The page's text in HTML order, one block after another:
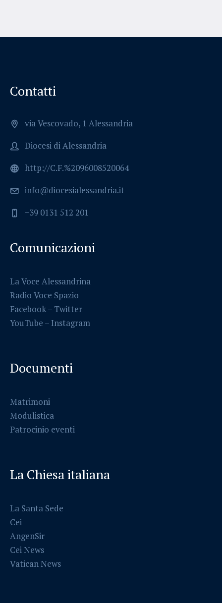
Contatti
via Vescovado, 1 Alessandria
Diocesi di Alessandria
http://C.F.%2096008520064
info@diocesialessandria.it
+39 0131 512 201
Comunicazioni
La Voce Alessandrina
Radio Voce Spazio
Facebook– Twitter
YouTube – Instagram
Documenti
Matrimoni
Modulistica
Patrocinio eventi
La Chiesa italiana
La Santa Sede
Cei
AngenSir
Cei News
Vatican News